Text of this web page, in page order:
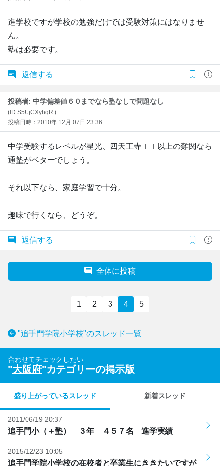
進学校ですが学校の勉強だけでは受験対策にはなりませ
ん。
塾は必要です。
返信する
投稿者: 中学偏差値６０までなら塾なしで問題なし
(ID:S5UjCXyhqR.)
投稿日時：2010年 12月 07日 23:36
中学受験するレベルが星光、四天王寺ＩＩ以上の難関なら
通塾がベターでしょう。
それ以下なら、家庭学習で十分。
趣味で行くなら、どうぞ。
返信する
全体に投稿
1 2 3 4 5
"追手門学院小学校"のスレッド一覧
合わせてチェックしたい
"大阪府"カテゴリーの掲示版
盛り上がっているスレッド 新着スレッド
2011/06/19 20:37
追手門小（＋塾） ３年 ４５７名 進学実績
2015/12/23 10:05
追手門学院小学校の在校者と卒業生にききたいですが